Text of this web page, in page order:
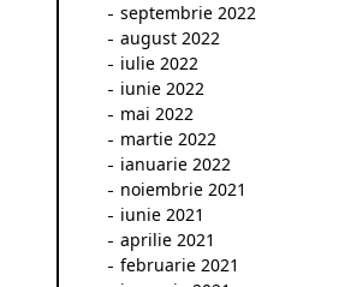
septembrie 2022
august 2022
iulie 2022
iunie 2022
mai 2022
martie 2022
ianuarie 2022
noiembrie 2021
iunie 2021
aprilie 2021
februarie 2021